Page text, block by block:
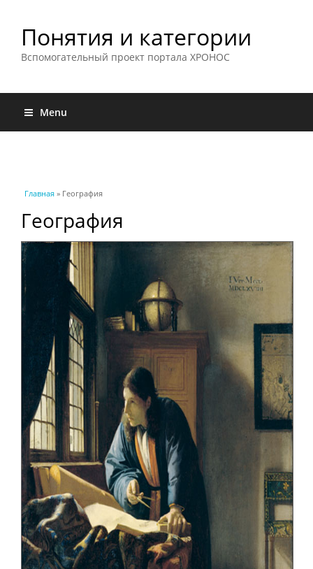
Понятия и категории
Вспомогательный проект портала ХРОНОС
Menu
Вы здесь
Главная » География
География